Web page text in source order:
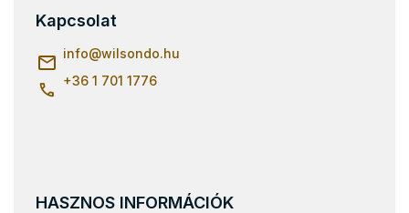
Kapcsolat
info@wilsondo.hu
+36 1 701 1776
HASZNOS INFORMÁCIÓK